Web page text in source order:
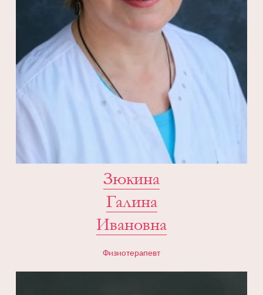
Зюкина
Галина
Ивановна
Физиотерапевт